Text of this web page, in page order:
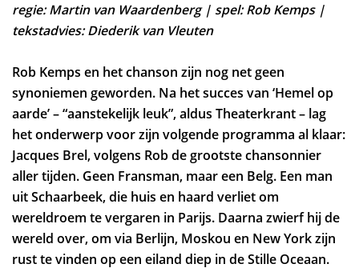
regie: Martin van Waardenberg | spel: Rob Kemps |
tekstadvies: Diederik van Vleuten
Rob Kemps en het chanson zijn nog net geen
synoniemen geworden. Na het succes van ‘Hemel op
aarde’ – “aanstekelijk leuk”, aldus Theaterkrant – lag
het onderwerp voor zijn volgende programma al klaar:
Jacques Brel, volgens Rob de grootste chansonnier
aller tijden. Geen Fransman, maar een Belg. Een man
uit Schaarbeek, die huis en haard verliet om
wereldroem te vergaren in Parijs. Daarna zwierf hij de
wereld over, om via Berlijn, Moskou en New York zijn
rust te vinden op een eiland diep in de Stille Oceaan.
in